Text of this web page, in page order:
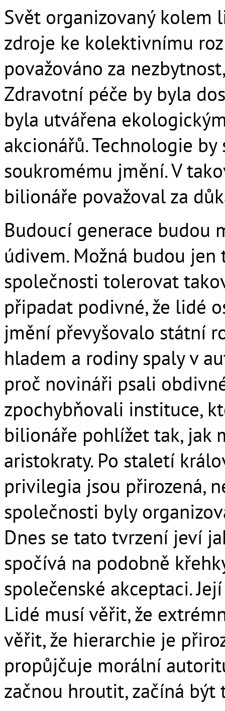
Svět organizovaný kolem
zdroje ke kolektivnímu
považováno za
Zdravotní péče by byla
byla utvářena
akcionářů. Technologie
soukromému jmění. V
bilionáře považoval za
Budoucí generace budou
údivem. Možná budou
společnosti tolerovat
připadat podivné, že lidé
jmění převyšovalo státní
hladem a rodiny spaly v
proč novináři psali
zpochybňovali instituce,
bilionáře pohlížet tak, jak
aristokraty. Po staletí
privilegia jsou přirozená,
společnosti byly
Dnes se tato tvrzení jeví
spočívá na podobně
společenské akceptaci.
Lidé musí věřit, že
věřit, že hierarchie je
propůjčuje morální
začnou hroutit, začíná